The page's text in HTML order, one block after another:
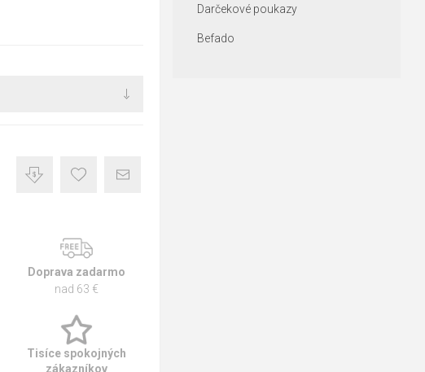
Doprava zadarmo
nad 63 €
Tisíce spokojných
zákazníkov
Darčekové poukazy
Befado